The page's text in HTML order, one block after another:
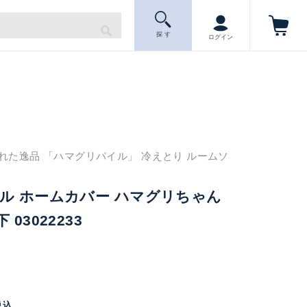
探 す ログイン
た逸品 「ハマグリパイル」 冷えとり ルームソ
ホームカバー ハマグリちゃん
03022233